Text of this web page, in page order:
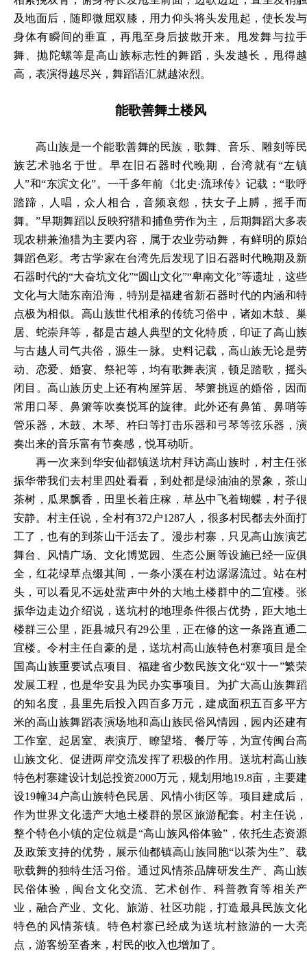
及地面后，随即微屈双膝，用力仰头将头发甩起，使长发与
身体有瞬间的垂直，再甩至身后披散开来。甩发舞与拉手
舞、抛陀螺等是高山族标志性的舞蹈，头发越长，甩得越
高，表演得越尽兴，舞蹈语汇就越浓烈。
能歌善舞土楼风
高山族是一个能歌善舞的民族，歌舞、音乐、雕刻等民
族艺术驰名于世。早在旧石器时代晚期，台湾就有“左镇
人”和“东滨文化”。一千多年前《北史·流球传》记载：“歌呼
踏蹄，人唱，众人相合，音频哀怨，扶女子上膊，摇手而
舞。”早期舞蹈以反映狩猎和捕鱼劳作为主，后期舞蹈大多表
现农耕兼渔猎为主要内容，属于农业劳动舞，有鲜明的原始
舞蹈色彩。考古学家在台湾先后发现了旧石器时代晚期及新
石器时代的“大奋坑文化”“圆山文化”“卑南文化”等遗址，这些
文化与大陆东南沿海，特别是福建省新石器时代的内涵和特
点极为相似。高山族世代相承的传统习俗中，诸如木鼓、巢
居、蛇崇拜等，都是古越人典型的文化特质，印证了高山族
与古越人司气共俗，源生一脉。史料记载，高山族无论是劳
动、恋爱、婚宴、祭祀等，均有歌舞表演，顿足踏歌，摇头
闭目。高山族历史上还有构屋笄居、琴箫挑逗的婚俗，因而
常用口琴、鼻箫等吹奏悦耳的旋律。此外还有鼻笛、鼻哨等
管乐器，木鼓、木琴、杵臼等打击乐器和弓琴等弦乐器，演
奏出来的音乐富有节奏感，悦耳动听。
再一次来到华安仙都镇送坑村拜访高山族时，村主任张
振华带我们去村里四处看看，到处都是绿油油的景象，茶山
茶树，瓜果飘香，田里长着庄稼，草丛中飞着蝴蝶，村子很
安静。村主任说，全村有372户1287人，很多村民都去外面打
工了，也有的到茶山干活去了。漫步村寨，只见高山族演艺
舞台、风情广场、文化博览园、生态公厕等设施已经一应俱
全，红花绿草点缀其间，一条小溪在村边潺潺流过。站在村
头，可以看见不远处蜚声中外的大地土楼群中的二宜楼。张
振华边走边介绍说，送坑村的地理条件很占优势，距大地土
楼群三公里，距县城只有29公里，正在修的这一条路直通二
宜楼。令村主任自豪的是，送坑村高山族特色村寨项目是全
国高山族重要试点项目、福建省少数民族文化“双十一”繁荣
发展工程，也是华安县为民办实事项目。为扩大高山族舞蹈
的知名度，县里先后投入四百多万元，建成面积五百多平方
米的高山族舞蹈表演场地和高山族民俗风情园，园内还建有
工作室、起居室、表演厅、瞭望塔、餐厅等，为宣传闽台高
山族文化、促进两岸交流发挥了积极的作用。送坑村高山族
特色村寨建设计划总投资2000万元，规划用地19.8亩，主要建
设19幢34户高山族特色民居、风情小街区等。项目建成后，
作为世界文化遗产大地土楼群的景区旅游配套。村主任说，
整个特色小镇的定位就是“高山族风俗体验”，依托生态资源
及政策支持的优势，展示仙都镇高山族同胞“以茶为生”、载
歌载舞的独特生活习俗。通过风情茶品牌研发生产、高山族
民俗体验，闽台文化交流、艺术创作、科普教育等相关产
业，融合产业、文化、旅游、社区功能，打造最具民族文化
特色的风情茶镇。特色村寨已经成为送坑村旅游的一大亮
点，游客纷至沓来，村民的收入也增加了。